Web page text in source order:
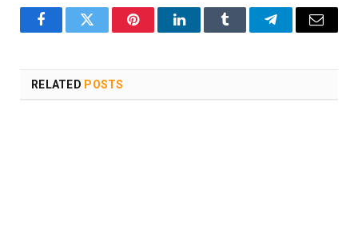
FacebookTwitter PinterestLinkedInTumblr TelegramEmail
RELATED POSTS